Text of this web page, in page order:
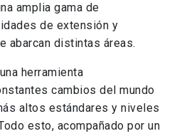
amplia gama de
de extensión y
abarcan distintas áreas.
herramienta
cambios del mundo
altos estándares y niveles
esto, acompañado por un